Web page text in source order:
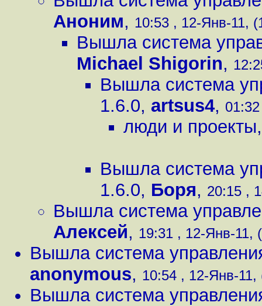
Аноним, 10:53 , 12-Янв-11,
Вышла система
Michael Shigorin,
Вышла система
1.6.0, artsus4,
люди и проекты
Вышла система
1.6.0, Боря, 20:15 ,
Вышла система
Алексей, 19:31 , 12-Янв-11,
Вышла система
anonymous, 10:54 , 12-Янв-11,
Вышла система